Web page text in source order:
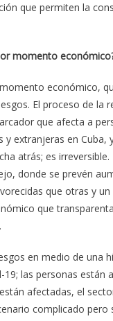
que permiten la
momento
momento económico,
El proceso de la
que afecta a
y extranjeras en Cuba,
atrás; es
donde se prevén
que otras y
que
en medio de una
las personas están
afectadas, el
complicado pero